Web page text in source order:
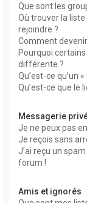
Que sont les
Où trouver la
rejoindre ?
Comment
Pourquoi
différente ?
Qu’est-ce qu’un
Qu’est-ce que le
Messagerie
Je ne peux pas
Je reçois sans
J’ai reçu un
forum !
Amis et ignorés